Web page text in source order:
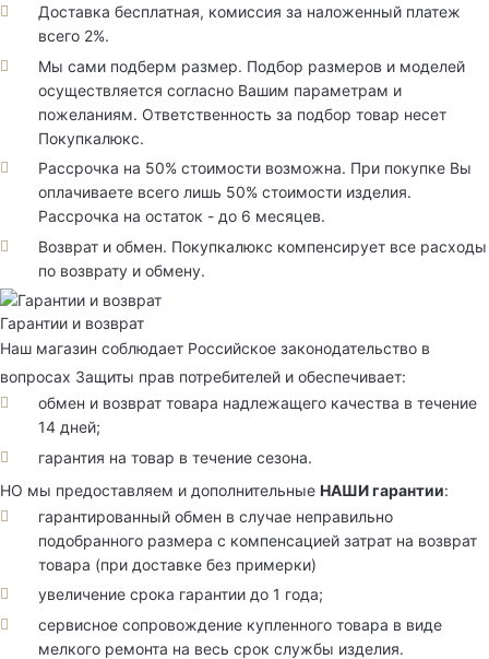
Доставка бесплатная, комиссия за наложенный платеж
всего 2%.
Мы сами подберм размер. Подбор размеров и моделей
осуществляется согласно Вашим параметрам и
пожеланиям. Ответственность за подбор товар несет
Покупкалюкс.
Рассрочка на 50% стоимости возможна. При покупке Вы
оплачиваете всего лишь 50% стоимости изделия.
Рассрочка на остаток - до 6 месяцев.
Возврат и обмен. Покупкалюкс компенсирует все расходы
по возврату и обмену.
Гарантии и возврат
Наш магазин соблюдает Российское законодательство в
вопросах Защиты прав потребителей и обеспечивает:
обмен и возврат товара надлежащего качества в течение
14 дней;
гарантия на товар в течение сезона.
НО мы предоставляем и дополнительные НАШИ гарантии:
гарантированный обмен в случае неправильно
подобранного размера с компенсацией затрат на возврат
товара (при доставке без примерки)
увеличение срока гарантии до 1 года;
сервисное сопровождение купленного товара в виде
мелкого ремонта на весь срок службы изделия.